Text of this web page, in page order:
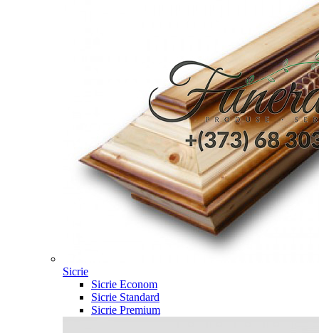
Sicrie
Sicrie Econom
Sicrie Standard
Sicrie Premium